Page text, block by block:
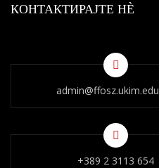
КОНТАКТИРАЈТЕ НÈ
+389 2 3113 654